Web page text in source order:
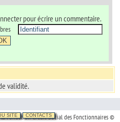
pour écrire un commentaire.
validité.
SITE CONTACTS
Fondation Crédit Social des Fonctionnaires ©